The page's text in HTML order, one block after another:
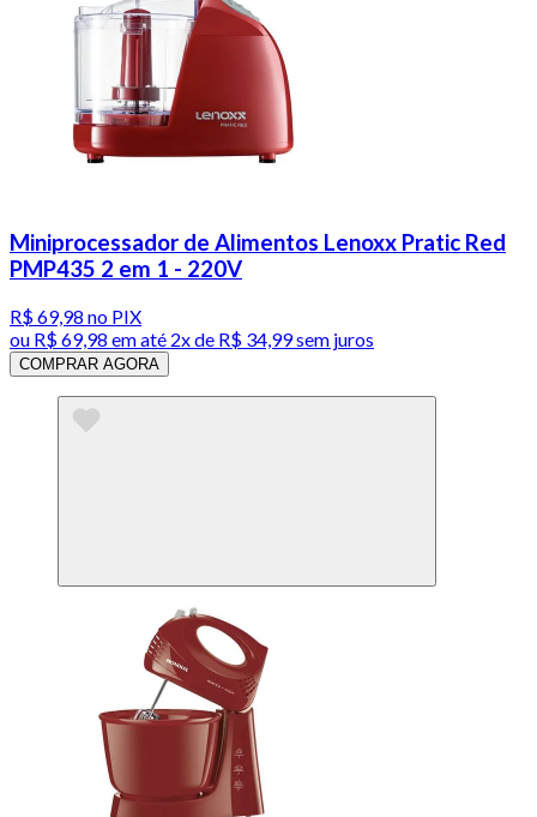
Miniprocessador de Alimentos Lenoxx Pratic Red
PMP435 2 em 1 - 220V
R$ 69,98 no PIX
ou R$ 69,98 em até 2x de R$ 34,99 sem juros
COMPRAR AGORA